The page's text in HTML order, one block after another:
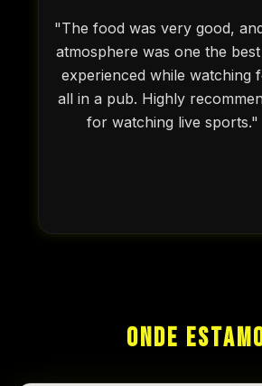
"The food was very good,
atmosphere was one the
experienced while watching
all in a pub. Highly
for watching live sports."
ONDE